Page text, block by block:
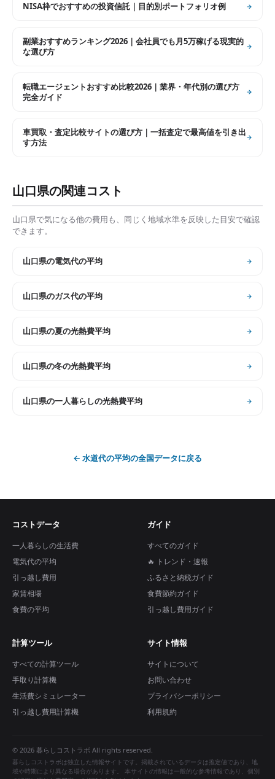
NISA枠でおすすめの投資信託｜目的別ポートフォリオ例
副業おすすめランキング2026｜会社員でも月5万稼げる現実的
な選び方
転職エージェントおすすめ比較2026｜業界・年代別の選び方
完全ガイド
車買取・査定比較サイトの選び方｜一括査定で最高値を引き出
す方法
山口県の関連コスト
山口県で気になる他の費用も、同じく地域水準を反映した目安で確認
できます。
山口県の電気代の平均
山口県のガス代の平均
山口県の夏の光熱費平均
山口県の冬の光熱費平均
山口県の一人暮らしの光熱費平均
← 水道代の平均の全国データに戻る
コストデータ
一人暮らしの生活費
電気代の平均
引っ越し費用
家賃相場
食費の平均
ガイド
すべてのガイド
🔥 トレンド・速報
ふるさと納税ガイド
食費節約ガイド
引っ越し費用ガイド
計算ツール
すべての計算ツール
手取り計算機
生活費シミュレーター
引っ越し費用計算機
サイト情報
サイトについて
お問い合わせ
プライバシーポリシー
利用規約
© 2026 暮らしコストラボ All rights reserved.
暮らしコストラボは独立した情報サイトです。掲載されているデータは推定値であり、地
域や時期により異なる場合があります。 本サイトの情報は一般的な参考情報であり、個別